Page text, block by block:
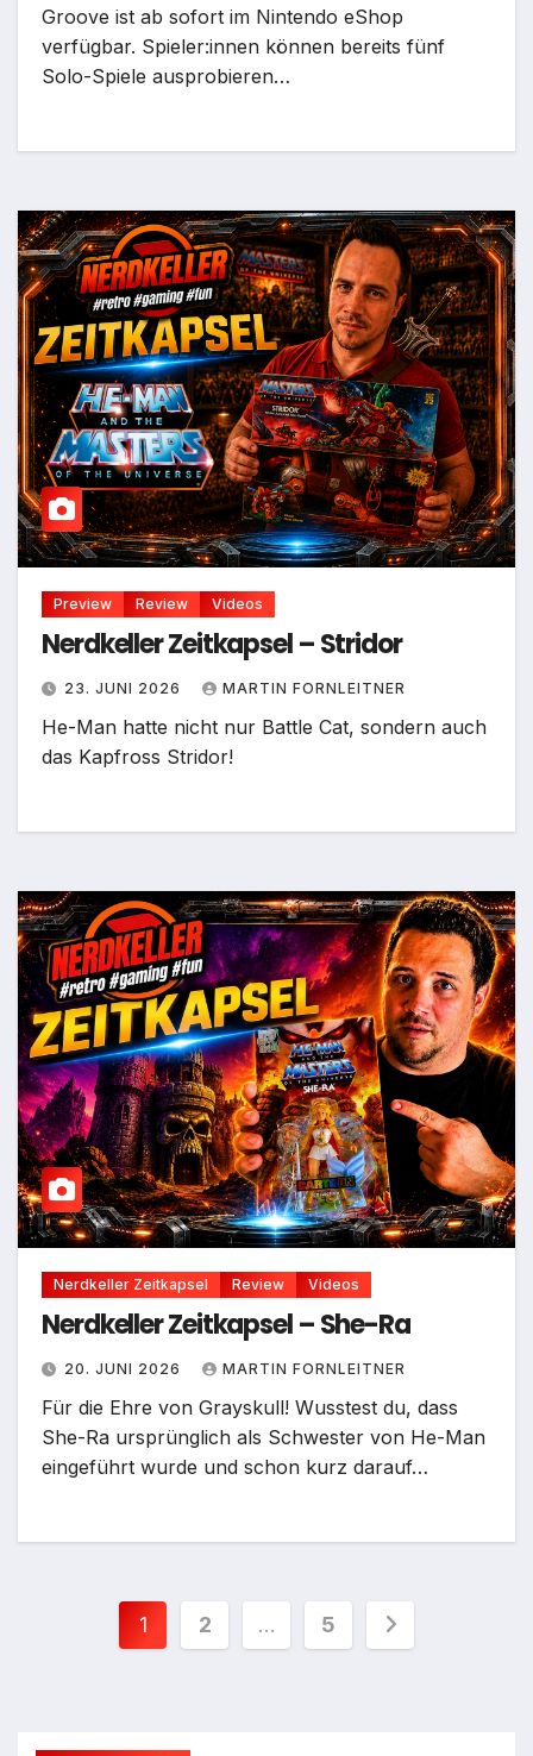
Groove ist ab sofort im Nintendo eShop
verfügbar. Spieler:innen können bereits fünf
Solo-Spiele ausprobieren…
Preview Review Videos
Nerdkeller Zeitkapsel – Stridor
23. JUNI 2026 MARTIN FORNLEITNER
He-Man hatte nicht nur Battle Cat, sondern auch
das Kapfross Stridor!
Nerdkeller Zeitkapsel Review Videos
Nerdkeller Zeitkapsel – She-Ra
20. JUNI 2026 MARTIN FORNLEITNER
Für die Ehre von Grayskull! Wusstest du, dass
She-Ra ursprünglich als Schwester von He-Man
eingeführt wurde und schon kurz darauf…
Seitennummerierung
1 2 … 5